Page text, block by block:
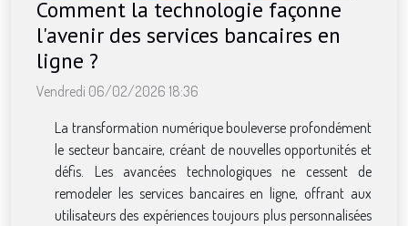
Comment la technologie façonne
l'avenir des services bancaires en
ligne ?
Vendredi 06/02/2026 18:36
La transformation numérique bouleverse profondément
le secteur bancaire, créant de nouvelles opportunités et
défis. Les avancées technologiques ne cessent de
remodeler les services bancaires en ligne, offrant aux
utilisateurs des expériences toujours plus personnalisées